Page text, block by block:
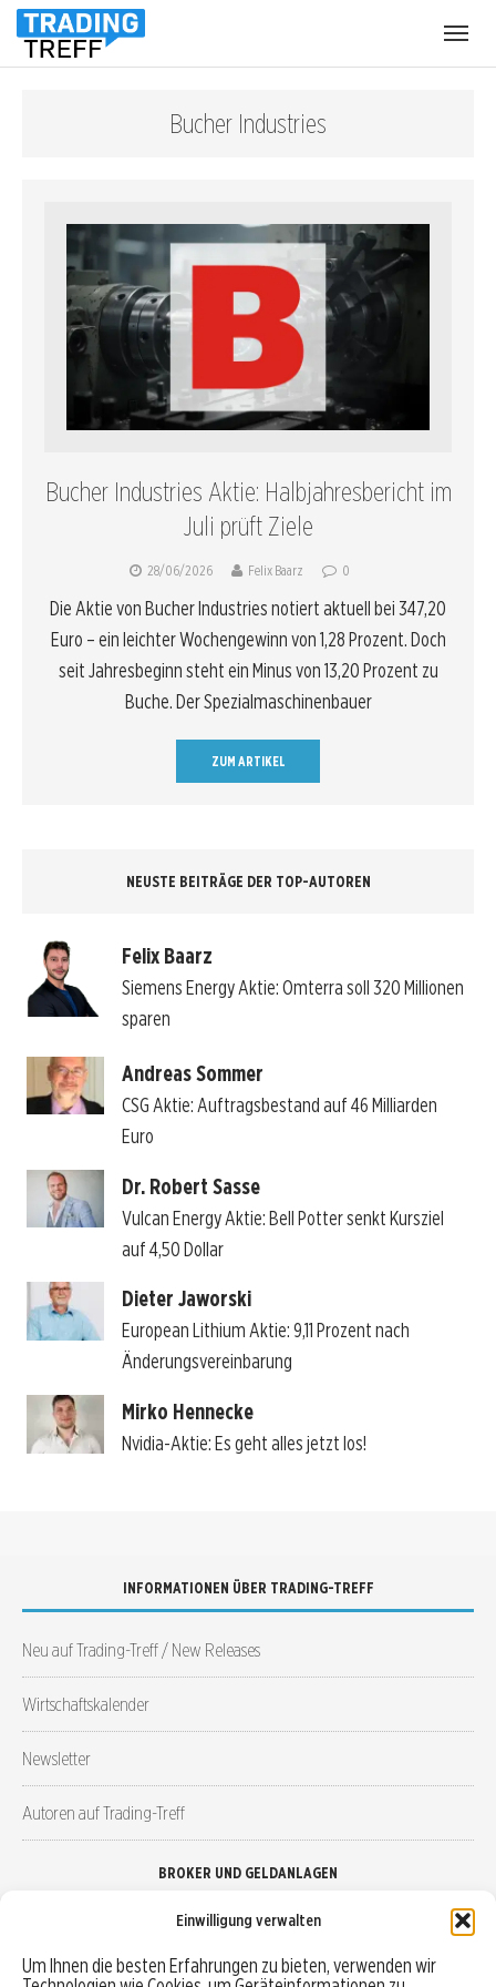
Einwilligung verwalten
Um Ihnen die besten Erfahrungen zu bieten, verwenden wir
Bucher Industries
Bucher Industries Aktie: Halbjahresbericht im
Juli prüft Ziele
28/06/2026 Felix Baarz 0
Die Aktie von Bucher Industries notiert aktuell bei 347,20
Euro – ein leichter Wochengewinn von 1,28 Prozent. Doch
seit Jahresbeginn steht ein Minus von 13,20 Prozent zu
Buche. Der Spezialmaschinenbauer
ZUM ARTIKEL
NEUSTE BEITRÄGE DER TOP-AUTOREN
Felix Baarz
Siemens Energy Aktie: Omterra soll 320 Millionen
sparen
Andreas Sommer
CSG Aktie: Auftragsbestand auf 46 Milliarden
Euro
Dr. Robert Sasse
Vulcan Energy Aktie: Bell Potter senkt Kursziel
auf 4,50 Dollar
Dieter Jaworski
European Lithium Aktie: 9,11 Prozent nach
Änderungsvereinbarung
Mirko Hennecke
Nvidia-Aktie: Es geht alles jetzt los!
INFORMATIONEN ÜBER TRADING-TREFF
Neu auf Trading-Treff / New Releases
Wirtschaftskalender
Newsletter
Autoren auf Trading-Treff
BROKER UND GELDANLAGEN